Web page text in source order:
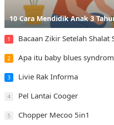
10 Cara Mendidik Anak 3
1 Bacaan Zikir Setelah Shalat
2 Apa itu baby blues
3 Livie Rak Informa
4 Pel Lantai Cooger
5 Chopper Mecoo 5in1